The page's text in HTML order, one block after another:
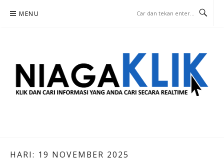
MENU
HARI: 19 NOVEMBER 2025